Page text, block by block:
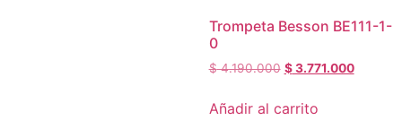
Trompeta Besson BE111-1-
0
$4.190.000 $3.771.000
Añadir al carrito